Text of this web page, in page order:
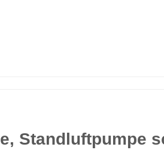
Standluftpumpe